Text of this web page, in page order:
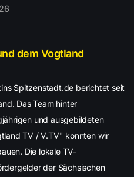
dem Vogtland
Spitzenstadt.de berichtet seit
Das Team hinter
und ausgebildeten
TV / V.TV" konnten wir
Die lokale TV-
der Sächsischen